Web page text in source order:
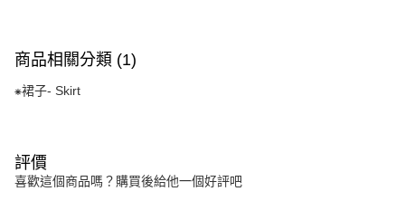
商品相關分類 (1)
⁕裙子- Skirt
評價
喜歡這個商品嗎？購買後給他一個好評吧